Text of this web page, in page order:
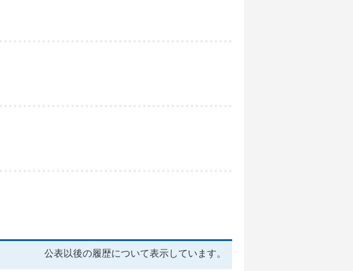
公表以後の履歴について表示しています。